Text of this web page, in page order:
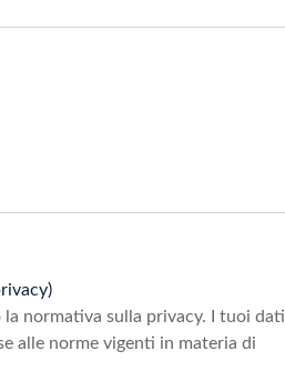
la normativa sulla privacy. I tuoi dati
alle norme vigenti in materia di